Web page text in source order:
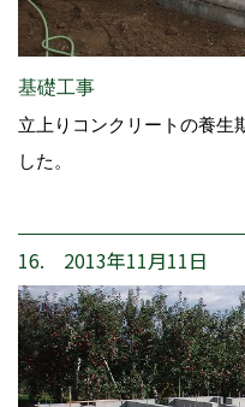
基礎工事
立上りコンクリートの養生
した。
16. 2013年11月11日